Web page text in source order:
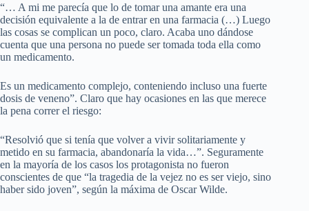
“… A mi me parecía que lo de tomar una amante era una
decisión equivalente a la de entrar en una farmacia (…) Luego
las cosas se complican un poco, claro. Acaba uno dándose
cuenta que una persona no puede ser tomada toda ella como
un medicamento.
Es un medicamento complejo, conteniendo incluso una fuerte
dosis de veneno”. Claro que hay ocasiones en las que merece
la pena correr el riesgo:
“Resolvió que si tenía que volver a vivir solitariamente y
metido en su farmacia, abandonaría la vida…”. Seguramente
en la mayoría de los casos los protagonista no fueron
conscientes de que “la tragedia de la vejez no es ser viejo, sino
haber sido joven”, según la máxima de Oscar Wilde.